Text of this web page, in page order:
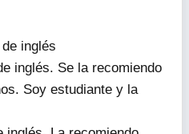
inglés
inglés. Se la recomiendo
Soy estudiante y la